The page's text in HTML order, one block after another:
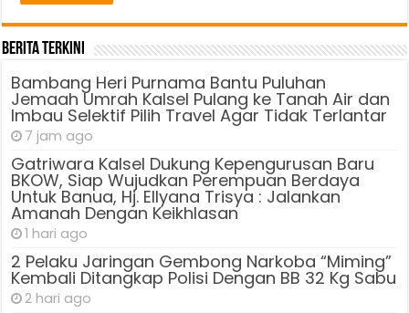
Berita Terkini
Bambang Heri Purnama Bantu Puluhan
Jemaah Umrah Kalsel Pulang ke Tanah Air dan
Imbau Selektif Pilih Travel Agar Tidak Terlantar
7 jam ago
Gatriwara Kalsel Dukung Kepengurusan Baru
BKOW, Siap Wujudkan Perempuan Berdaya
Untuk Banua, Hj. Ellyana Trisya : Jalankan
Amanah Dengan Keikhlasan
1 hari ago
2 Pelaku Jaringan Gembong Narkoba “Miming”
Kembali Ditangkap Polisi Dengan BB 32 Kg Sabu
2 hari ago